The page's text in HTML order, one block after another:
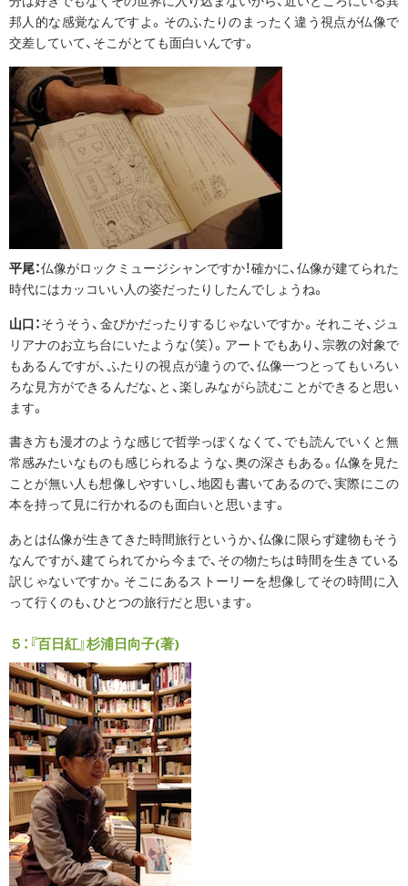
邦人的な感覚なんですよ。そのふたりのまったく違う視点が仏像で
交差していて、そこがとても面白いんです。
平尾：仏像がロックミュージシャンですか！確かに、仏像が建てられた
時代にはカッコいい人の姿だったりしたんでしょうね。
山口：そうそう、金ぴかだったりするじゃないですか。それこそ、ジュ
リアナのお立ち台にいたような（笑）。アートでもあり、宗教の対象で
もあるんですが、ふたりの視点が違うので、仏像一つとってもいろい
ろな見方ができるんだな、と、楽しみながら読むことができると思い
ます。
書き方も漫才のような感じで哲学っぽくなくて、でも読んでいくと無
常感みたいなものも感じられるような、奥の深さもある。仏像を見た
ことが無い人も想像しやすいし、地図も書いてあるので、実際にこの
本を持って見に行かれるのも面白いと思います。
あとは仏像が生きてきた時間旅行というか、仏像に限らず建物もそう
なんですが、建てられてから今まで、その物たちは時間を生きている
訳じゃないですか。そこにあるストーリーを想像してその時間に入
って行くのも、ひとつの旅行だと思います。
５：『百日紅』杉浦日向子(著)